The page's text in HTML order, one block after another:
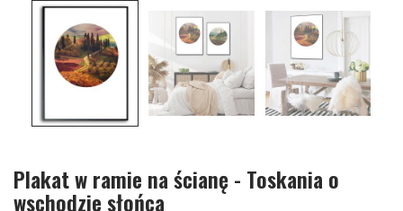
Plakat w ramie na ścianę - Toskania o
wschodzie słońca